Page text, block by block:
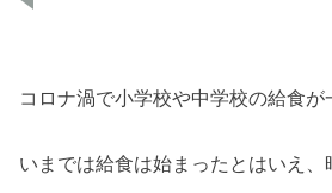
コロナ渦で小学校や中学校の給食が
いまでは給食は始まったとはいえ、